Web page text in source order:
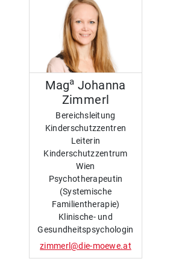
Maga Johanna
Zimmerl
Bereichsleitung
Kinderschutzzentren
Leiterin
Kinderschutzzentrum
Wien
Psychotherapeutin
(Systemische
Familientherapie)
Klinische- und
Gesundheitspsychologin
zimmerl@die-moewe.at